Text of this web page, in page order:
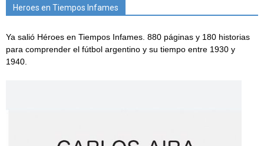
Heroes en Tiempos Infames
Ya salió Héroes en Tiempos Infames. 880 páginas y 180 historias
para comprender el fútbol argentino y su tiempo entre 1930 y
1940.